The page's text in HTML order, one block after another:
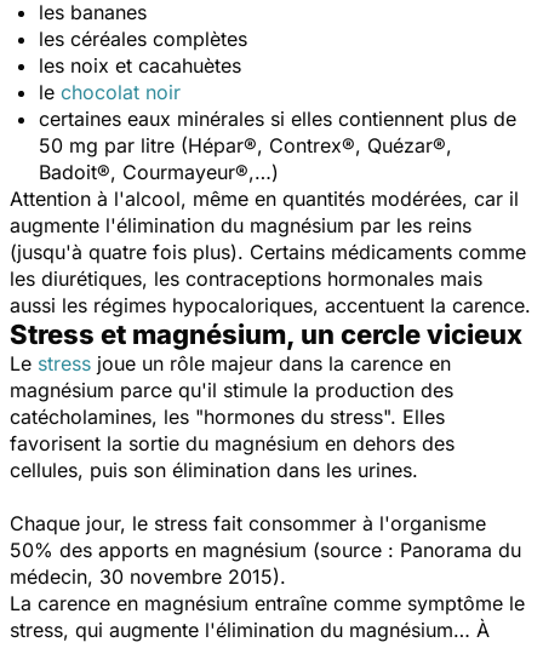
les bananes
les céréales complètes
les noix et cacahuètes
le chocolat noir
certaines eaux minérales si elles contiennent plus de
50 mg par litre (Hépar®, Contrex®, Quézar®,
Badoit®, Courmayeur®,…)
Attention à l'alcool, même en quantités modérées, car il
augmente l'élimination du magnésium par les reins
(jusqu'à quatre fois plus). Certains médicaments comme
les diurétiques, les contraceptions hormonales mais
aussi les régimes hypocaloriques, accentuent la carence.
Stress et magnésium, un cercle vicieux
Le stress joue un rôle majeur dans la carence en
magnésium parce qu'il stimule la production des
catécholamines, les "hormones du stress". Elles
favorisent la sortie du magnésium en dehors des
cellules, puis son élimination dans les urines.
Chaque jour, le stress fait consommer à l'organisme
50% des apports en magnésium (source : Panorama du
médecin, 30 novembre 2015).
La carence en magnésium entraîne comme symptôme le
stress, qui augmente l'élimination du magnésium… À